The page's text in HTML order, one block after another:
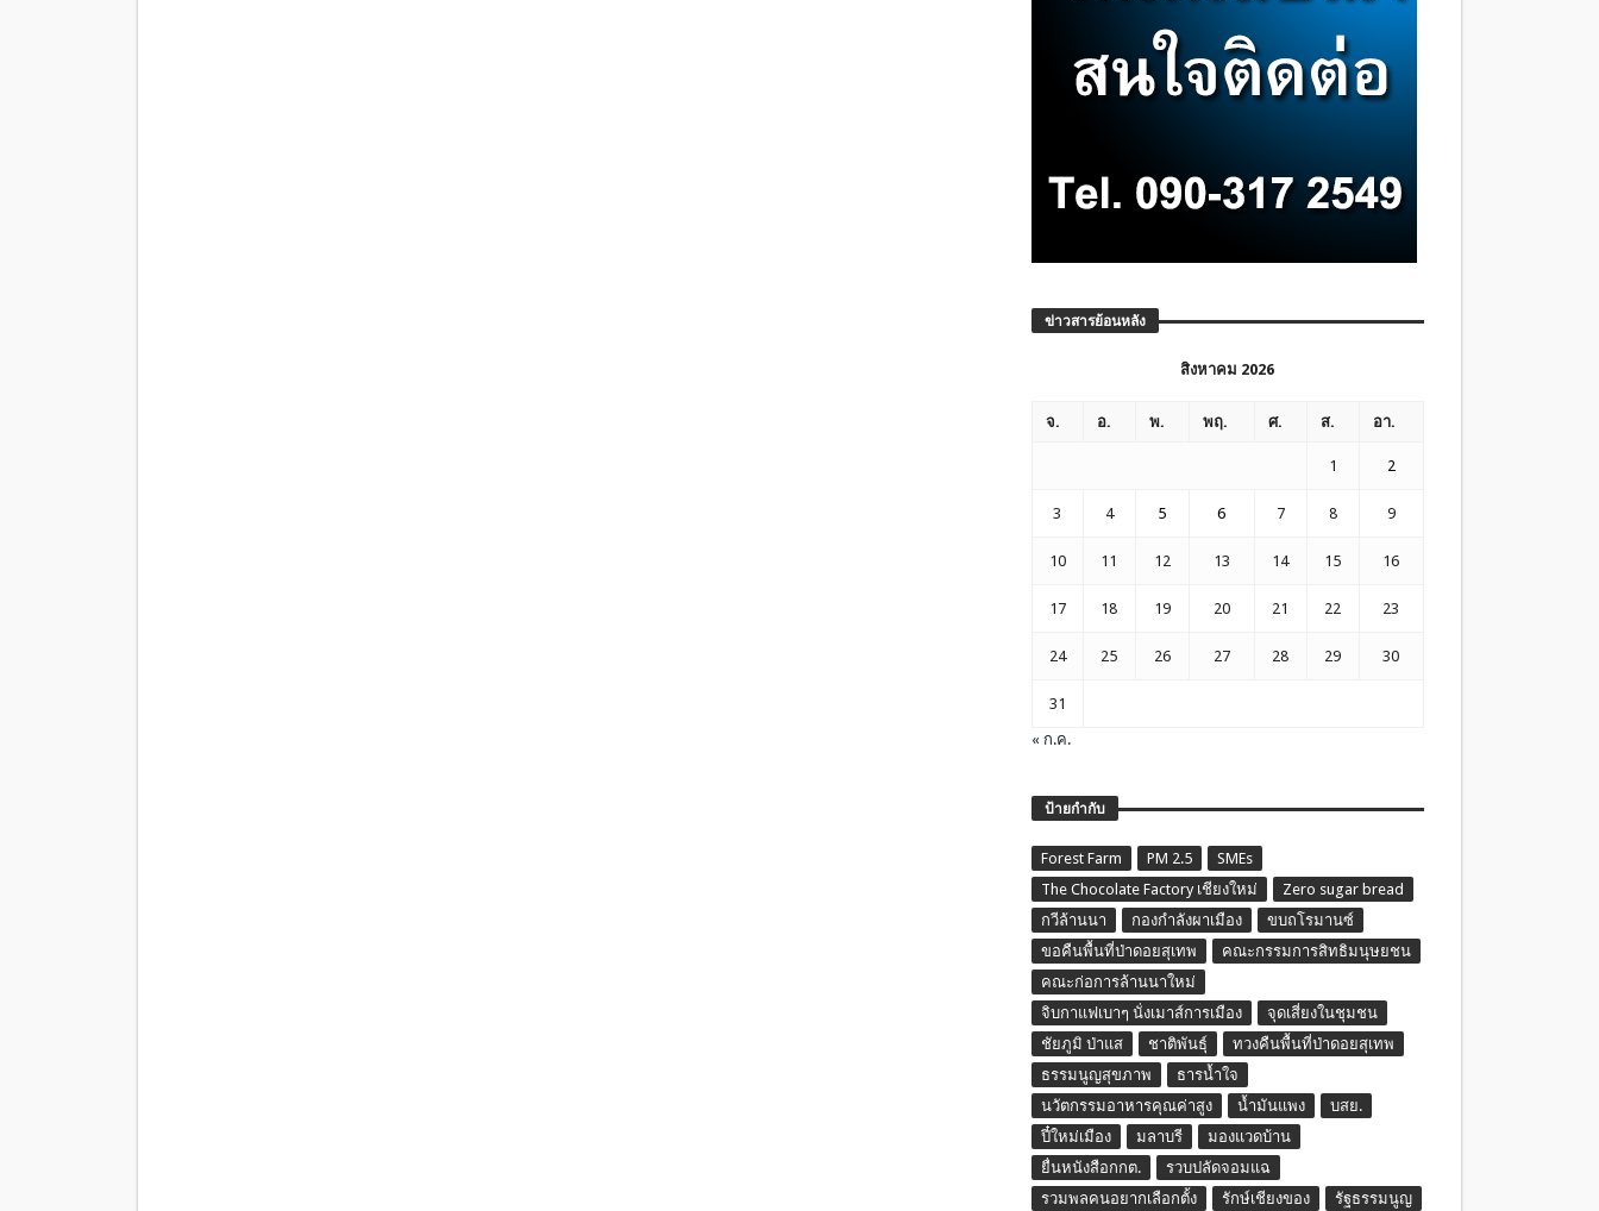
ข่าวสารย้อนหลัง
สิงหาคม 2026
จ. อ. พ. พฤ. ศ. ส. อา.
1 2
3 4 5 6 7 8 9
10 11 12 13 14 15 16
17 18 19 20 21 22 23
24 25 26 27 28 29 30
31
« ก.ค.
ป้ายกำกับ
Forest Farm PM 2.5
SMEs
The Chocolate Factory เชียงใหม่
Zero sugar bread
กวีล้านนา
กองกำลังผาเมือง
ขบถโรมานซ์
ขอคืนพื้นที่ป่าดอยสุเทพ
คณะกรรมการสิทธิมนุษยชน
คณะก่อการล้านนาใหม่
จิบกาแฟเบาๆ นั่งเมาส์การเมือง
จุดเสี่ยงในชุมชน
ชัยภูมิ ป่าแส
ชาติพันธุ์
ทวงคืนพื้นที่ป่าดอยสุเทพ
ธรรมนูญสุขภาพ
ธารน้ำใจ
นวัตกรรมอาหารคุณค่าสูง
น้ำมันแพง
บสย.
ปี๋ใหม่เมือง
มลาบรี
มองแวดบ้าน
ยื่นหนังสือกกต.
รวบปลัดจอมแฉ
รวมพลคนอยากเลือกตั้ง
รักษ์เชียงของ รัฐธรรมนูญ